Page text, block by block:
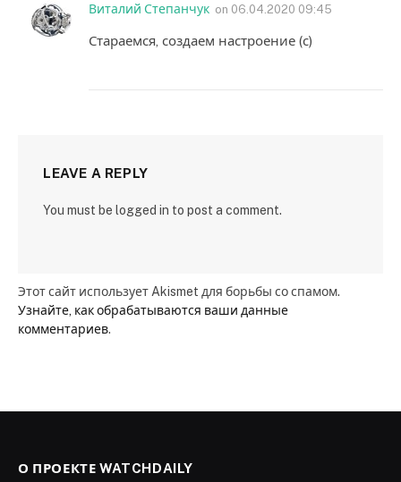
Виталий Степанчук on 06.04.2020 09:45
Стараемся, создаем настроение (с)
LEAVE A REPLY
You must be logged in to post a comment.
Этот сайт использует Akismet для борьбы со спамом.
Узнайте, как обрабатываются ваши данные
комментариев.
О ПРОЕКТЕ WATCHDAILY